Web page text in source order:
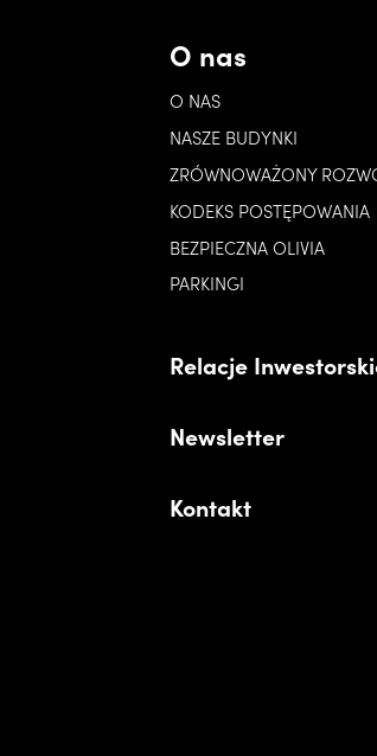
O nas
O NAS
NASZE BUDYNKI
ZRÓWNOWAŻONY
KODEKS POSTĘPOWANIA
BEZPIECZNA OLIVIA
PARKINGI
Relacje
Newsletter
Kontakt